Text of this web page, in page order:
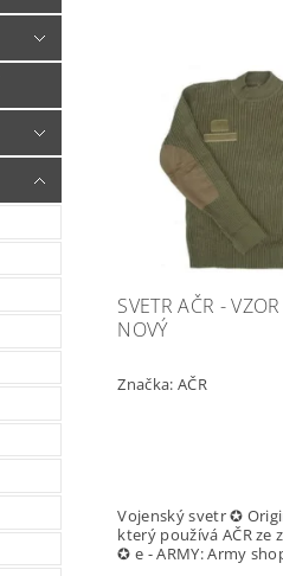
SVETR AČR -
NOVÝ
Značka: AČR
Vojenský svetr ✪
který používá AČR ze
✪ e - ARMY: Army